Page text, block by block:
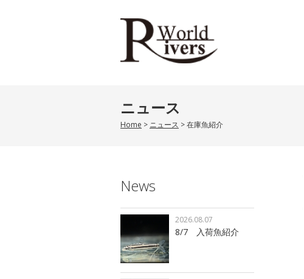
ニュース
Home > ニュース >在庫魚紹介
News
8/7 入荷魚紹介
2026.08.07